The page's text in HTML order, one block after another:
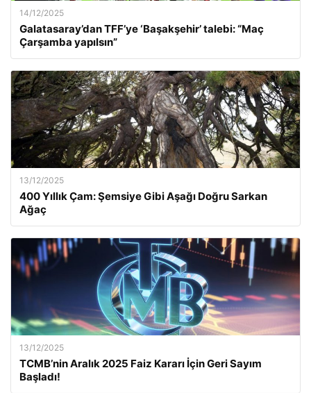
14/12/2025
Galatasaray’dan TFF’ye ‘Başakşehir’ talebi: “Maç
Çarşamba yapılsın”
13/12/2025
400 Yıllık Çam: Şemsiye Gibi Aşağı Doğru Sarkan
Ağaç
13/12/2025
TCMB’nin Aralık 2025 Faiz Kararı İçin Geri Sayım
Başladı!